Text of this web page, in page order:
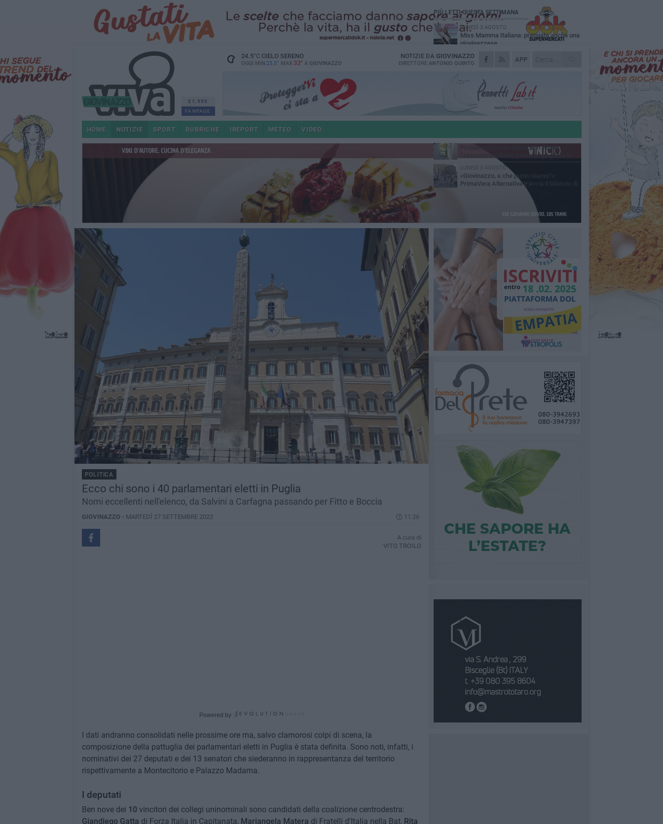
21.595
FANPAGE
24.5°CCIELO SERENO
OGGI MIN 23.5° MAX 33° A GIOVINAZZO
APP
NOTIZIE DA GIOVINAZZO
DIRETTORE ANTONIO QUINTO
HOME NOTIZIE SPORT RUBRICHE IREPORT METEO VIDEO
POLITICA
Ecco chi sono i 40 parlamentari eletti in Puglia
Nomi eccellenti nell'elenco, da Salvini a Carfagna passando per Fitto e Boccia
GIOVINAZZO - MARTEDÌ 27 SETTEMBRE 2022 11.26
A cura di
VITO TROILO
Powered by
I dati andranno consolidati nelle prossime ore ma, salvo clamorosi colpi di scena, la
composizione della pattuglia dei parlamentari eletti in Puglia è stata definita. Sono noti, infatti, i
nominativi dei 27 deputati e dei 13 senatori che siederanno in rappresentanza del territorio
rispettivamente a Montecitorio e Palazzo Madama.
I deputati
Ben nove dei 10 vincitori dei collegi uninominali sono candidati della coalizione centrodestra:
Giandiego Gatta di Forza Italia in Capitanata, Mariangela Matera di Fratelli d'Italia nella Bat, Rita
PIÙ LETTI QUESTA SETTIMANA
LUNEDÌ 3 AGOSTO
Miss Mamma Italiana: premiata anche una
giovinazzese
MARTEDÌ 4 AGOSTO
Liquidi oleosi sul litorale di Giovinazzo,
VENERDÌ 7 AGOSTO
A Giovinazzo c'è il Concerto all'Alba
GIOVEDÌ 6 AGOSTO
Lavori sul litorale, gli aggiornamenti del
MERCOLEDÌ 5 AGOSTO
Problemi raccolta plastica in Puglia:
l'assessora Ciliento prova a spegnere le
polemiche
LUNEDÌ 3 AGOSTO
«Giovinazzo, a che punto siamo?»:
PrimaVera Alternativa traccia il bilancio di
4 anni di Sollecito